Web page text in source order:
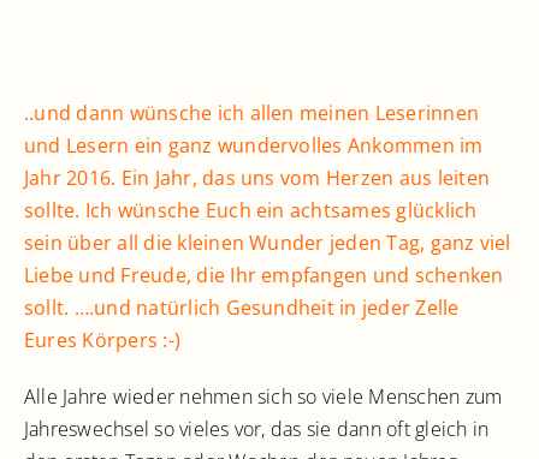
..und dann wünsche ich allen meinen Leserinnen
und Lesern ein ganz wundervolles Ankommen im
Jahr 2016. Ein Jahr, das uns vom Herzen aus leiten
sollte. Ich wünsche Euch ein achtsames glücklich
sein über all die kleinen Wunder jeden Tag, ganz viel
Liebe und Freude, die Ihr empfangen und schenken
sollt. ….und natürlich Gesundheit in jeder Zelle
Eures Körpers :-)
Alle Jahre wieder nehmen sich so viele Menschen zum
Jahreswechsel so vieles vor, das sie dann oft gleich in